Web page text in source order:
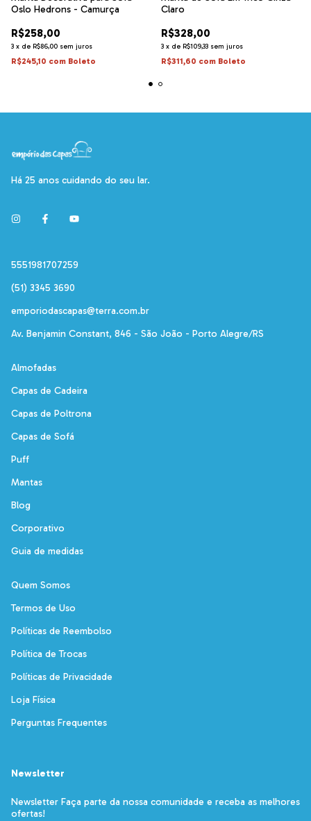
Oslo Hedrons - Camurça
R$258,00
3 x de R$86,00 sem juros
R$245,10 com Boleto
Claro
R$328,00
3 x de R$109,33 sem juros
R$311,60 com Boleto
Há 25 anos cuidando do seu lar.
5551981707259
(51) 3345 3690
emporiodascapas@terra.com.br
Av. Benjamin Constant, 846 - São João - Porto Alegre/RS
Almofadas
Capas de Cadeira
Capas de Poltrona
Capas de Sofá
Puff
Mantas
Blog
Corporativo
Guia de medidas
Quem Somos
Termos de Uso
Políticas de Reembolso
Política de Trocas
Políticas de Privacidade
Loja Física
Perguntas Frequentes
Newsletter
Newsletter Faça parte da nossa comunidade e receba as melhores
ofertas!